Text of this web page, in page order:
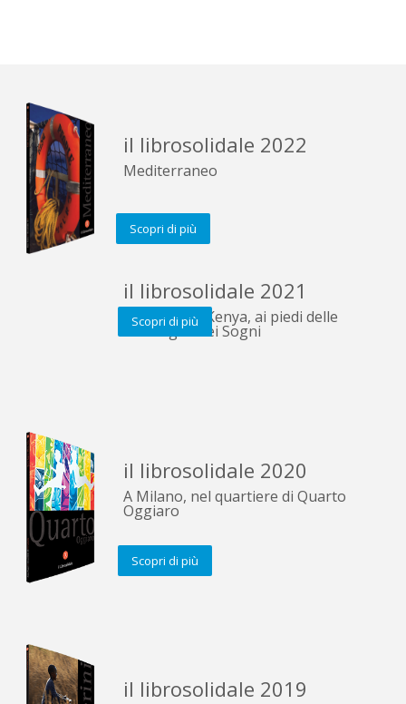
il librosolidale 2022
Mediterraneo
Scopri di più
il librosolidale 2021
A Sererit, in Kenya, ai piedi delle
Montagne dei Sogni
Scopri di più
il librosolidale 2020
A Milano, nel quartiere di Quarto
Oggiaro
Scopri di più
il librosolidale 2019